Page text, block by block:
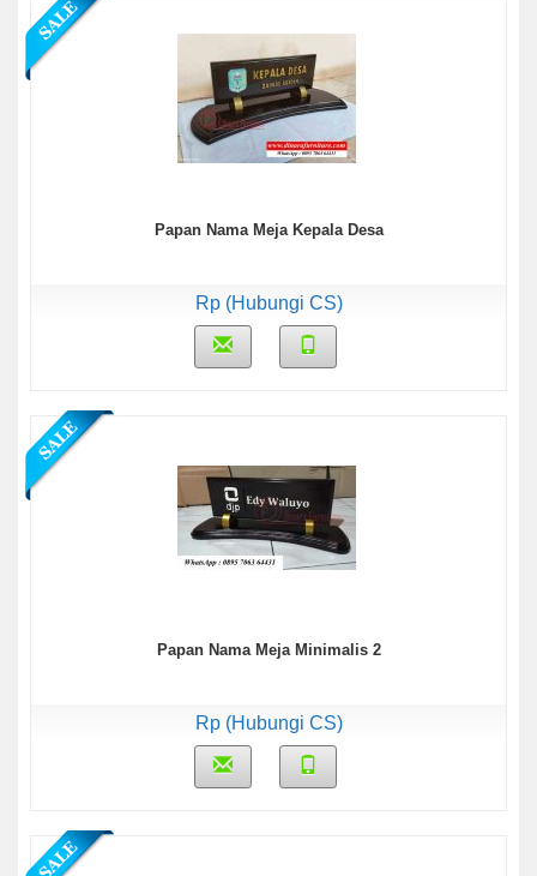
Papan Nama Meja Kepala Desa
Rp (Hubungi CS)
Papan Nama Meja Minimalis 2
Rp (Hubungi CS)